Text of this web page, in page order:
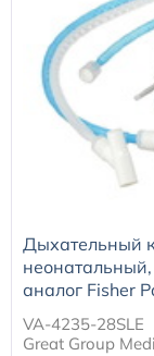
Дыхательный
неонатальный,
аналог Fisher
VA-4235-28SLE
Great Group